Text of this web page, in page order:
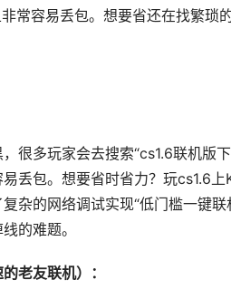
常容易丢包。想要省还在找繁琐
很多玩家会去搜索“cs1.6联机版
丢包。想要省时省力？玩cs1.6
杂的网络调试实现“低门槛一键
的难题。
老友联机）：